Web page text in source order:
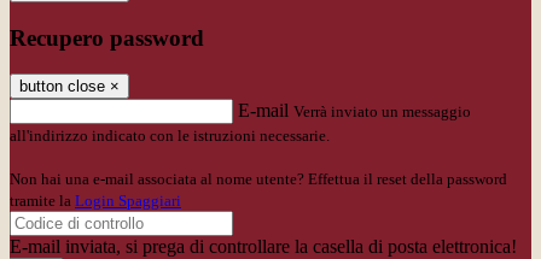
Recupero password
button close ×
E-mail Verrà inviato un messaggio
all'indirizzo indicato con le istruzioni necessarie.
Non hai una e-mail associata al nome utente? Effettua il reset della password
tramite la Login Spaggiari
E-mail inviata, si prega di controllare la casella di posta elettronica!